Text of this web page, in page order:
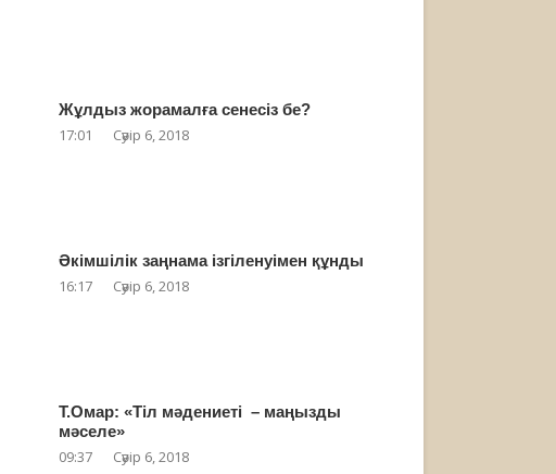
Жұлдыз жорамалға сенесіз бе?
17:01 Сәуір 6, 2018
Әкімшілік заңнама ізгіленуімен құнды
16:17 Сәуір 6, 2018
Т.Омар: «Тіл мәдениеті – маңызды
мәселе»
09:37 Сәуір 6, 2018